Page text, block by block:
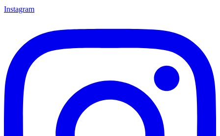
Instagram